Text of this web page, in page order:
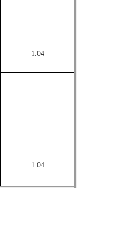
1.04
1.04